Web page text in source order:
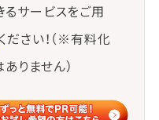
習得：社内に貿
部専門家と連携 ◉
引条件を明文化
防ぐ ◉現地パート
るサービスをご用
ださい！（※有料化
りません）